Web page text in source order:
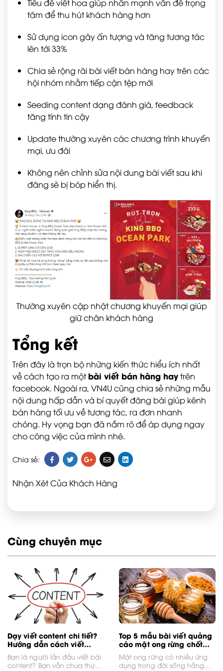
Tiêu đề viết hoa giúp nhấn mạnh vấn đề trọng
tâm để thu hút khách hàng hơn
Sử dụng icon gây ấn tượng và tăng tương tác
lên tới 33%
Chia sẻ rộng rãi bài viết bán hàng hay trên các
hội nhóm nhằm tiếp cận tệp mới
Seeding content dạng đánh giá, feedback
tăng tính tin cậy
Update thường xuyên các chương trình khuyến
mại, ưu đãi
Không nên chỉnh sửa nội dung bài viết sau khi
đăng sẽ bị bóp hiển thị.
Thường xuyên cập nhật chương khuyến mại giúp
giữ chân khách hàng
Tổng kết
Trên đây là trọn bộ những kiến thức hiểu ích nhất
về cách tạo ra mộtbài viết bán hàng haytrên
facebook. Ngoài ra, VN4U cũng chia sẻ những mẫu
nội dung hấp dẫn và bí quyết đăng bài giúp kênh
bán hàng tối ưu về tương tác, ra đơn nhanh
chóng. Hy vọng bạn đã nắm rõ để áp dụng ngay
cho công việc của mình nhé.
Chia sẻ:
Nhận Xét Của Khách Hàng
Cùng chuyên mục
Dạy viết content chi tiết?
Hướng dẫn cách viết
content thu hút
Bạn là người lần đầu viết bài
content? Bạn vẫn chưa thực
Top 5 mẫu bài viết quảng
cáo mật ong rừng chốt
đơn mỏi tay
Mật ong rừng có nhiều ứng
dụng trong đời sống hằng